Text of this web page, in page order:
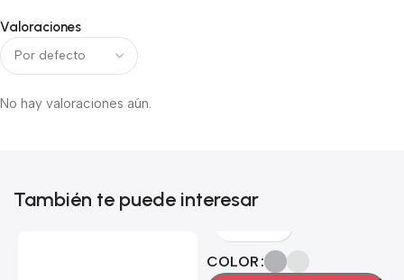
Valoraciones
No hay valoraciones aún.
También te puede interesar
COLOR